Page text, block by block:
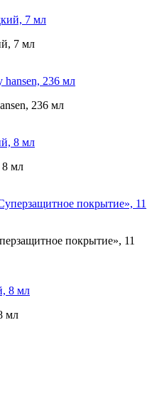
7 мл
236 мл
8 мл
покрытие», 11
мл